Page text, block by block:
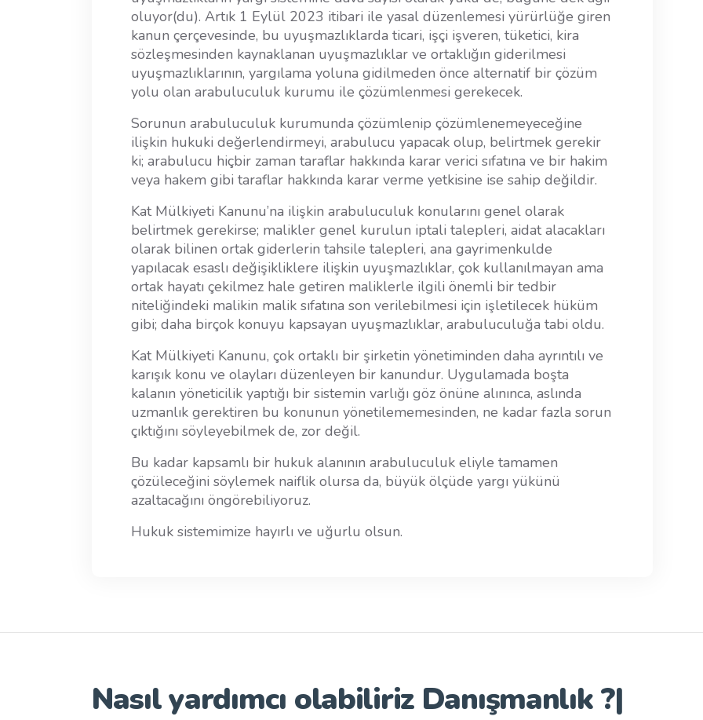
oluyor(du). Artık 1 Eylül 2023 itibari ile yasal düzenlemesi yürürlüğe giren
kanun çerçevesinde, bu uyuşmazlıklarda ticari, işçi işveren, tüketici, kira
sözleşmesinden kaynaklanan uyuşmazlıklar ve ortaklığın giderilmesi
uyuşmazlıklarının, yargılama yoluna gidilmeden önce alternatif bir çözüm
yolu olan arabuluculuk kurumu ile çözümlenmesi gerekecek.
Sorunun arabuluculuk kurumunda çözümlenip çözümlenemeyeceğine
ilişkin hukuki değerlendirmeyi, arabulucu yapacak olup, belirtmek gerekir
ki; arabulucu hiçbir zaman taraflar hakkında karar verici sıfatına ve bir hakim
veya hakem gibi taraflar hakkında karar verme yetkisine ise sahip değildir.
Kat Mülkiyeti Kanunu’na ilişkin arabuluculuk konularını genel olarak
belirtmek gerekirse; malikler genel kurulun iptali talepleri, aidat alacakları
olarak bilinen ortak giderlerin tahsile talepleri, ana gayrimenkulde
yapılacak esaslı değişikliklere ilişkin uyuşmazlıklar, çok kullanılmayan ama
ortak hayatı çekilmez hale getiren maliklerle ilgili önemli bir tedbir
niteliğindeki malikin malik sıfatına son verilebilmesi için işletilecek hüküm
gibi; daha birçok konuyu kapsayan uyuşmazlıklar, arabuluculuğa tabi oldu.
Kat Mülkiyeti Kanunu, çok ortaklı bir şirketin yönetiminden daha ayrıntılı ve
karışık konu ve olayları düzenleyen bir kanundur. Uygulamada boşta
kalanın yöneticilik yaptığı bir sistemin varlığı göz önüne alınınca, aslında
uzmanlık gerektiren bu konunun yönetilememesinden, ne kadar fazla sorun
çıktığını söyleyebilmek de, zor değil.
Bu kadar kapsamlı bir hukuk alanının arabuluculuk eliyle tamamen
çözüleceğini söylemek naiflik olursa da, büyük ölçüde yargı yükünü
azaltacağını öngörebiliyoruz.
Hukuk sistemimize hayırlı ve uğurlu olsun.
Nasıl yardımcı olabiliriz Danışmanlık ?|